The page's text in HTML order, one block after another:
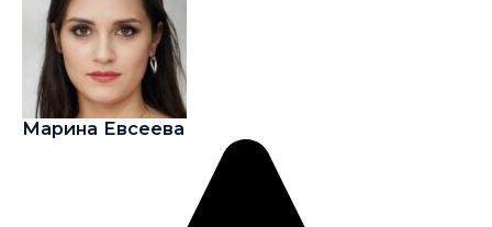
Марина Евсеева